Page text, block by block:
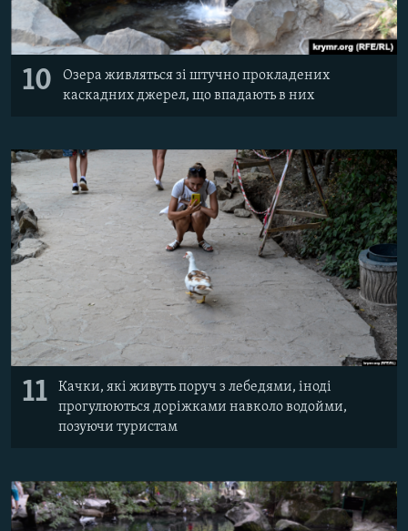
10
Озера живляться зі штучно прокладених
каскадних джерел, що впадають в них
11
Качки, які живуть поруч з лебедями, іноді
прогулюються доріжками навколо водойми,
позуючи туристам